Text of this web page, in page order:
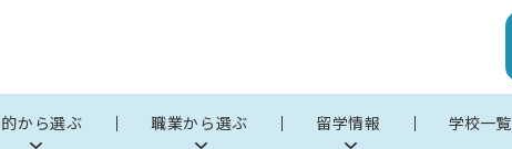
的から選ぶ 職業から選ぶ 留学情報 学校一覧